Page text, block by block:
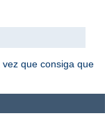
que consiga que